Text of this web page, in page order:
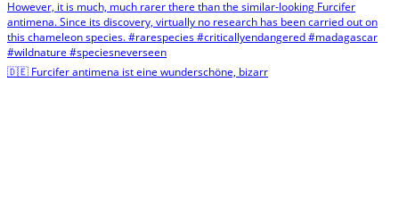
🇩🇪 Furcifer antimena ist eine wunderschöne, bizarr